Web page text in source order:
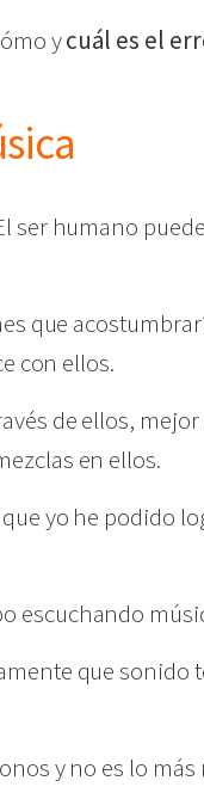
ycuál es el
ser humano puede
que
con ellos.
de ellos,
en ellos.
yo he podido
escuchando
que
y no es lo